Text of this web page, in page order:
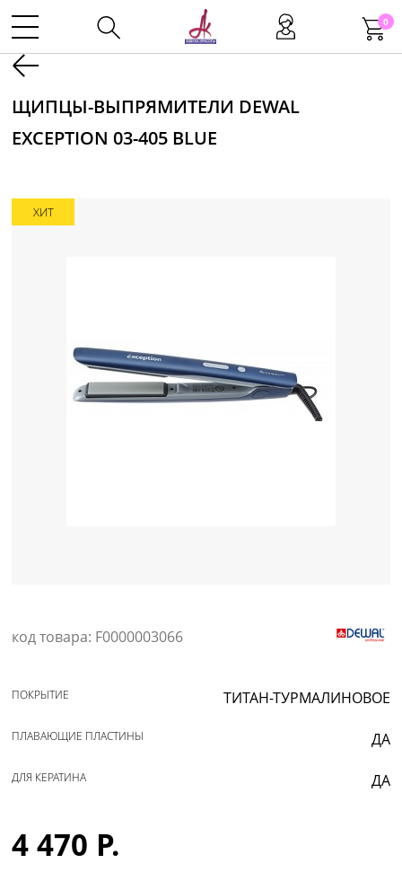
0
Инструменты
Волосы
Одноразовая продукция
ЩИПЦЫ-ВЫПРЯМИТЕЛИ DEWAL
EXCEPTION 03-405 BLUE
ХИТ
код товара: F0000003066
ТИТАН-ТУРМАЛИНОВОЕ
ПОКРЫТИЕ
ДА
ПЛАВАЮЩИЕ ПЛАСТИНЫ
ДА
ДЛЯ КЕРАТИНА
4 470 Р.